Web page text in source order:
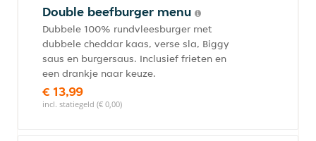
Double beefburger menu
Dubbele 100% rundvleesburger met
dubbele cheddar kaas, verse sla, Biggy
saus en burgersaus. Inclusief frieten en
een drankje naar keuze.
€ 13,99
incl. statiegeld (€ 0,00)